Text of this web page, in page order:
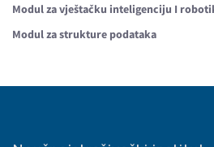
Modul za vještačku inteligenciju I
Modul za strukture podataka